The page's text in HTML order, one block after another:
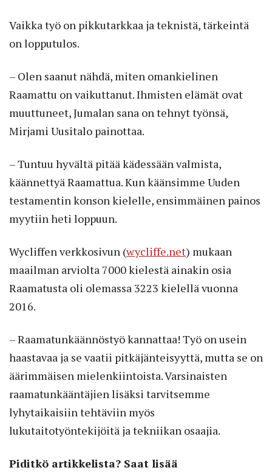
Vaikka työ on pikkutarkkaa ja teknistä, tärkeintä
on lopputulos.
– Olen saanut nähdä, miten omankielinen
Raamattu on vaikuttanut. Ihmisten elämät ovat
muuttuneet, Jumalan sana on tehnyt työnsä,
Mirjami Uusitalo painottaa.
– Tuntuu hyvältä pitää kädessään valmista,
käännettyä Raamattua. Kun käänsimme Uuden
testamentin konson kielelle, ensimmäinen painos
myytiin heti loppuun.
Wycliffen verkkosivun (wycliffe.net) mukaan
maailman arviolta 7000 kielestä ainakin osia
Raamatusta oli olemassa 3223 kielellä vuonna
2016.
– Raamatunkäännöstyö kannattaa! Työ on usein
haastavaa ja se vaatii pitkäjänteisyyttä, mutta se on
äärimmäisen mielenkiintoista. Varsinaisten
raamatunkääntäjien lisäksi tarvitsemme
lyhytaikaisiin tehtäviin myös
lukutaitotyöntekijöitä ja tekniikan osaajia.
Piditkö artikkelista? Saat lisää